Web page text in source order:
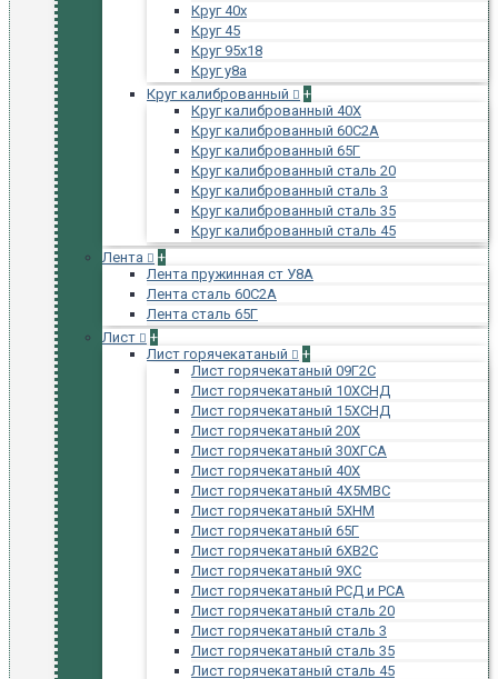
Круг 40х
Круг 45
Круг 95х18
Круг у8а
Круг калиброванный
+
Круг калиброванный 40Х
Круг калиброванный 60С2А
Круг калиброванный 65Г
Круг калиброванный сталь 20
Круг калиброванный сталь 3
Круг калиброванный сталь 35
Круг калиброванный сталь 45
Лента
+
Лента пружинная ст У8А
Лента сталь 60С2А
Лента сталь 65Г
Лист
+
Лист горячекатаный
+
Лист горячекатаный 09Г2С
Лист горячекатаный 10ХСНД
Лист горячекатаный 15ХСНД
Лист горячекатаный 20Х
Лист горячекатаный 30ХГСА
Лист горячекатаный 40Х
Лист горячекатаный 4Х5МВС
Лист горячекатаный 5ХНМ
Лист горячекатаный 65Г
Лист горячекатаный 6ХВ2С
Лист горячекатаный 9ХС
Лист горячекатаный РСД и РСА
Лист горячекатаный сталь 20
Лист горячекатаный сталь 3
Лист горячекатаный сталь 35
Лист горячекатаный сталь 45